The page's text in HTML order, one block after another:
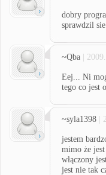
dobry
sprawdzil
~Qba |
Eej... Ni
tego co jest
~syla1398
jestem
mimo że
włączony
jest nie tak